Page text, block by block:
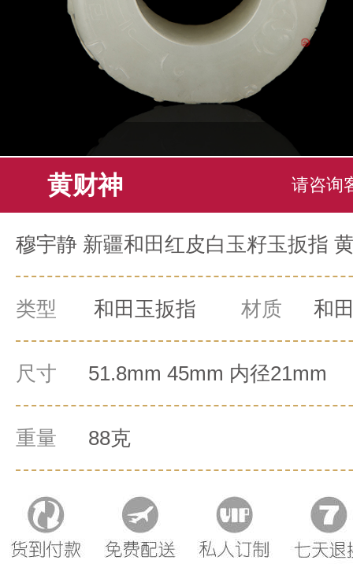
黄财神 请咨询
穆宇静 新疆和田红皮白玉籽玉扳指
类型 和田玉扳指 材质 和
尺寸 51.8mm 45mm 内径21mm
重量 88克